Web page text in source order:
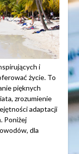
i
życie. To
pięknych
zrozumienie
adaptacji
Poniżej
dla